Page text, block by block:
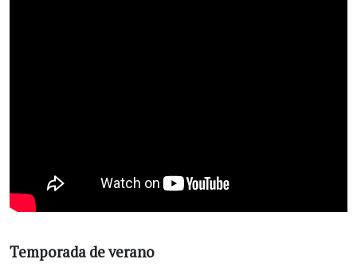
Temporada de verano